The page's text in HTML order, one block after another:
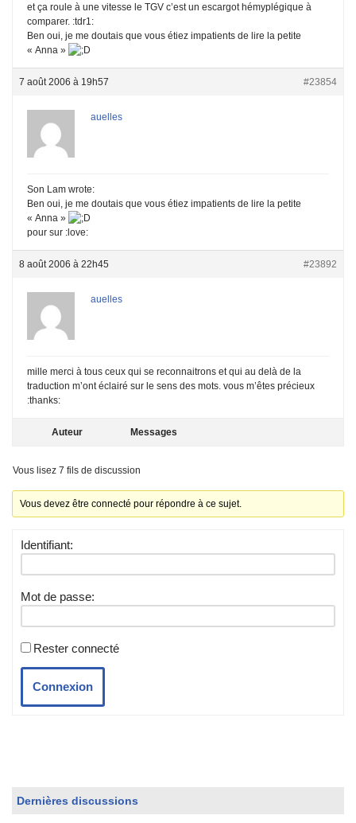
et ça roule à une vitesse le TGV c’est un escargot hémyplégique à
comparer. :tdr1:
Ben oui, je me doutais que vous étiez impatients de lire la petite
« Anna »
7 août 2006 à 19h57 #23854
auelles
Son Lam wrote:
Ben oui, je me doutais que vous étiez impatients de lire la petite
« Anna »
pour sur :love:
8 août 2006 à 22h45 #23892
auelles
mille merci à tous ceux qui se reconnaitrons et qui au delà de la
traduction m’ont éclairé sur le sens des mots. vous m’êtes précieux
:thanks:
Auteur Messages
Vous lisez 7 fils de discussion
Vous devez être connecté pour répondre à ce sujet.
Identifiant:
Mot de passe:
Rester connecté
Connexion
Dernières discussions